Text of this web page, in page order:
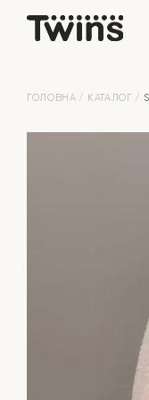
ГОЛОВНА КАТАЛОГ